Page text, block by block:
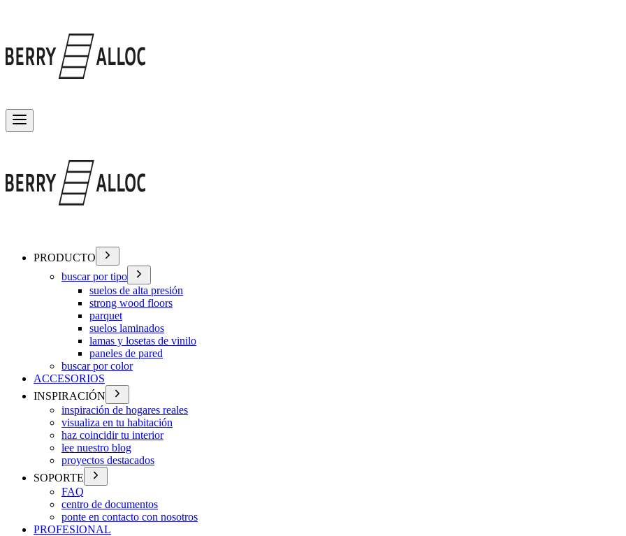
PRODUCTO
buscar por tipo
suelos de alta presión
strong wood floors
parquet
suelos laminados
lamas y losetas de vinilo
paneles de pared
buscar por color
ACCESORIOS
INSPIRACIÓN
inspiración de hogares reales
visualiza en tu habitación
haz coincidir tu interior
lee nuestro blog
proyectos destacados
SOPORTE
FAQ
centro de documentos
ponte en contacto con nosotros
PROFESIONAL